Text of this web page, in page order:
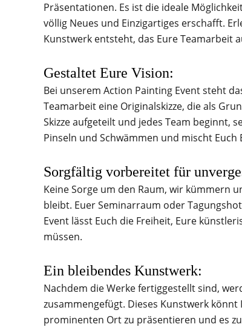
Präsentationen. Es ist die ideale
völlig Neues und Einzigartiges erschafft.
Kunstwerk entsteht, das Eure Teamarbeit
Gestaltet Eure Vision:
Bei unserem Action Painting Event steht
Teamarbeit eine Originalskizze, die als
Skizze aufgeteilt und jedes Team beginnt,
Pinseln und Schwämmen und mischt
Sorgfältig vorbereitet für
Keine Sorge um den Raum, wir kümmern
bleibt. Euer Seminarraum oder
Event lässt Euch die Freiheit, Eure
müssen.
Ein bleibendes Kunstwerk:
Nachdem die Werke fertiggestellt sind,
zusammengefügt. Dieses Kunstwerk
prominenten Ort zu präsentieren und es